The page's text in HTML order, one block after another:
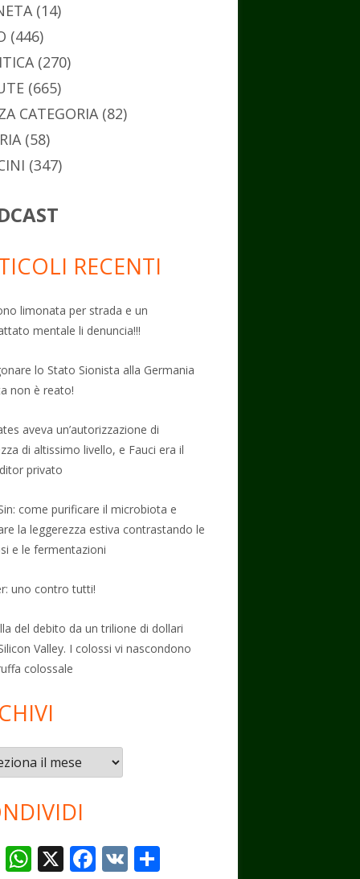
(14)
(446)
(270)
(665)
CATEGORIA(82)
(58)
(347)
RECENTI
limonata per strada e un
mentale li denuncia!!!
lo Stato Sionista alla Germania
non è reato!
aveva un’autorizzazione di
di altissimo livello, e Fauci era il
privato
come purificare il microbiota e
la leggerezza estiva contrastando le
e le fermentazioni
uno contro tutti!
del debito da un trilione di dollari
Valley. I colossi vi nascondono
colossale
T W X F V